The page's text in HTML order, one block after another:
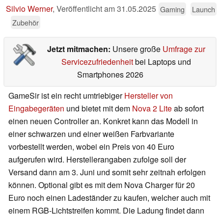
Silvio Werner, Veröffentlicht am31.05.2025 Gaming
Launch
Zubehör
Jetzt mitmachen: Unsere große Umfrage zur
Servicezufriedenheitbei Laptops und
Smartphones 2026
GameSir ist ein recht umtriebigerHersteller von
Eingabegeräten und bietet mit dem Nova 2 Liteab sofort
einen neuen Controller an. Konkret kann das Modell in
einer schwarzen und einer weißen Farbvariante
vorbestellt werden, wobei ein Preis von 40 Euro
aufgerufen wird. Herstellerangaben zufolge soll der
Versand dann am 3. Juni und somit sehr zeitnah erfolgen
können. Optional gibt es mit dem Nova Charger für 20
Euro noch einen Ladeständer zu kaufen, welcher auch mit
einem RGB-Lichtstreifen kommt. Die Ladung findet dann